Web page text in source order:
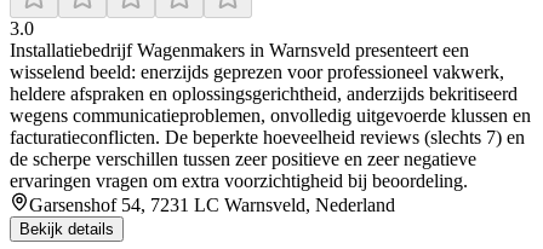
3.0
Installatiebedrijf Wagenmakers in Warnsveld presenteert een
wisselend beeld: enerzijds geprezen voor professioneel vakwerk,
heldere afspraken en oplossingsgerichtheid, anderzijds bekritiseerd
wegens communicatieproblemen, onvolledig uitgevoerde klussen en
facturatieconflicten. De beperkte hoeveelheid reviews (slechts 7) en
de scherpe verschillen tussen zeer positieve en zeer negatieve
ervaringen vragen om extra voorzichtigheid bij beoordeling.
Garsenshof 54, 7231 LC Warnsveld, Nederland
Bekijk details